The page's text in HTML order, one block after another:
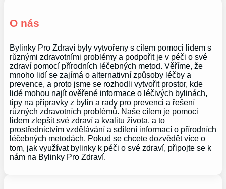
O nás
Bylinky Pro Zdraví byly vytvořeny s cílem pomoci lidem s
různými zdravotními problémy a podpořit je v péči o své
zdraví pomocí přírodních léčebných metod. Věříme, že
mnoho lidí se zajímá o alternativní způsoby léčby a
prevence, a proto jsme se rozhodli vytvořit prostor, kde
lidé mohou najít ověřené informace o léčivých bylinách,
tipy na přípravky z bylin a rady pro prevenci a řešení
různých zdravotních problémů. Naše cílem je pomoci
lidem zlepšit své zdraví a kvalitu života, a to
prostřednictvím vzdělávání a sdílení informací o přírodních
léčebných metodách. Pokud se chcete dozvědět více o
tom, jak využívat bylinky k péči o své zdraví, připojte se k
nám na Bylinky Pro Zdraví.